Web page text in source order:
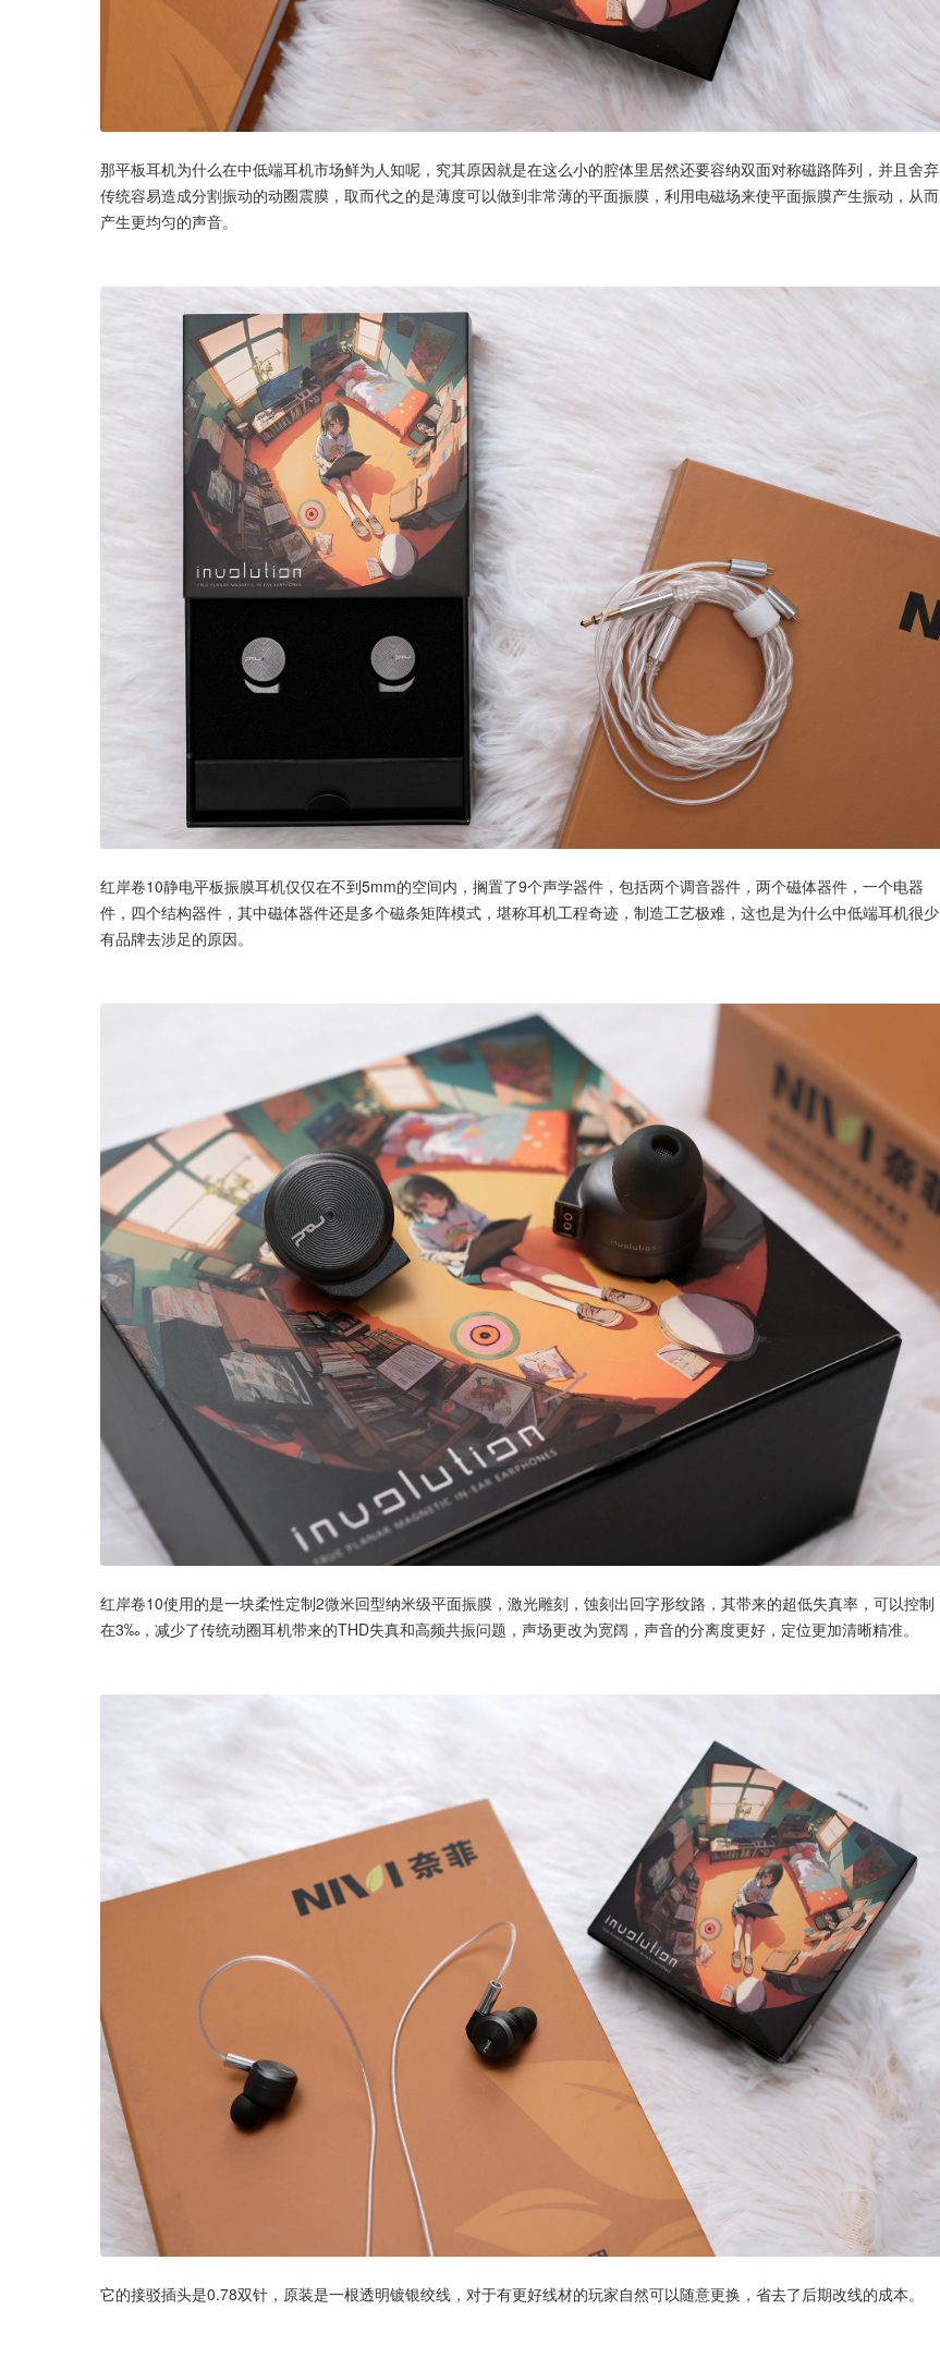
那平板耳机为什么在中低端耳机市场鲜为人知呢，究其原因就是在这么小的腔体里居然还要容纳双面对称磁路阵列，并且舍弃
传统容易造成分割振动的动圈震膜，取而代之的是薄度可以做到非常薄的平面振膜，利用电磁场来使平面振膜产生振动，从而
产生更均匀的声音。
红岸卷10静电平板振膜耳机仅仅在不到5mm的空间内，搁置了9个声学器件，包括两个调音器件，两个磁体器件，一个电器
件，四个结构器件，其中磁体器件还是多个磁条矩阵模式，堪称耳机工程奇迹，制造工艺极难，这也是为什么中低端耳机很少
有品牌去涉足的原因。
红岸卷10使用的是一块柔性定制2微米回型纳米级平面振膜，激光雕刻，蚀刻出回字形纹路，其带来的超低失真率，可以控制
在3‰，减少了传统动圈耳机带来的THD失真和高频共振问题，声场更改为宽阔，声音的分离度更好，定位更加清晰精准。
它的接驳插头是0.78双针，原装是一根透明镀银绞线，对于有更好线材的玩家自然可以随意更换，省去了后期改线的成本。